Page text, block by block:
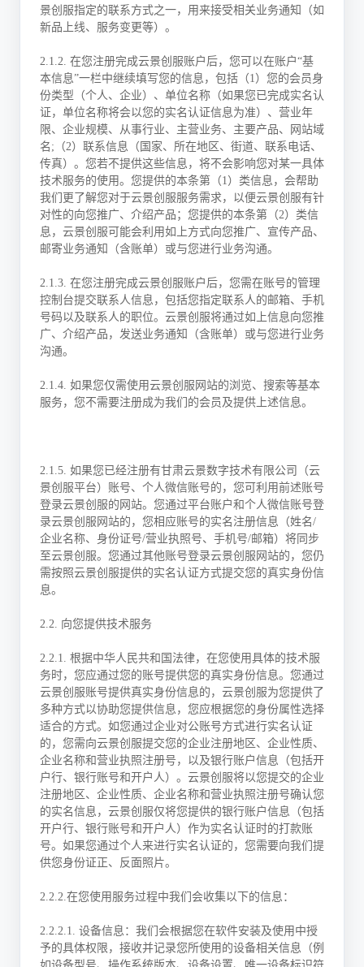
景创服指定的联系方式之一，用来接受相关业务通知（如
新品上线、服务变更等）。
2.1.2. 在您注册完成云景创服账户后，您可以在账户“基
本信息”一栏中继续填写您的信息，包括（1）您的会员身
份类型（个人、企业）、单位名称（如果您已完成实名认
证，单位名称将会以您的实名认证信息为准）、营业年
限、企业规模、从事行业、主营业务、主要产品、网站域
名;（2）联系信息（国家、所在地区、街道、联系电话、
传真）。您若不提供这些信息，将不会影响您对某一具体
技术服务的使用。您提供的本条第（1）类信息，会帮助
我们更了解您对于云景创服服务需求，以便云景创服有针
对性的向您推广、介绍产品；您提供的本条第（2）类信
息，云景创服可能会利用如上方式向您推广、宣传产品、
邮寄业务通知（含账单）或与您进行业务沟通。
2.1.3. 在您注册完成云景创服账户后，您需在账号的管理
控制台提交联系人信息，包括您指定联系人的邮箱、手机
号码以及联系人的职位。云景创服将通过如上信息向您推
广、介绍产品，发送业务通知（含账单）或与您进行业务
沟通。
2.1.4. 如果您仅需使用云景创服网站的浏览、搜索等基本
服务，您不需要注册成为我们的会员及提供上述信息。
2.1.5. 如果您已经注册有甘肃云景数字技术有限公司（云
景创服平台）账号、个人微信账号的，您可利用前述账号
登录云景创服的网站。您通过平台账户和个人微信账号登
录云景创服网站的，您相应账号的实名注册信息（姓名/
企业名称、身份证号/营业执照号、手机号/邮箱）将同步
至云景创服。您通过其他账号登录云景创服网站的，您仍
需按照云景创服提供的实名认证方式提交您的真实身份信
息。
2.2. 向您提供技术服务
2.2.1. 根据中华人民共和国法律，在您使用具体的技术服
务时，您应通过您的账号提供您的真实身份信息。您通过
云景创服账号提供真实身份信息的，云景创服为您提供了
多种方式以协助您提供信息，您应根据您的身份属性选择
适合的方式。如您通过企业对公账号方式进行实名认证
的，您需向云景创服提交您的企业注册地区、企业性质、
企业名称和营业执照注册号，以及银行账户信息（包括开
户行、银行账号和开户人）。云景创服将以您提交的企业
注册地区、企业性质、企业名称和营业执照注册号确认您
的实名信息，云景创服仅将您提供的银行账户信息（包括
开户行、银行账号和开户人）作为实名认证时的打款账
号。如果您通过个人来进行实名认证的，您需要向我们提
供您身份证正、反面照片。
2.2.2.在您使用服务过程中我们会收集以下的信息：
2.2.2.1. 设备信息：我们会根据您在软件安装及使用中授
予的具体权限，接收并记录您所使用的设备相关信息（例